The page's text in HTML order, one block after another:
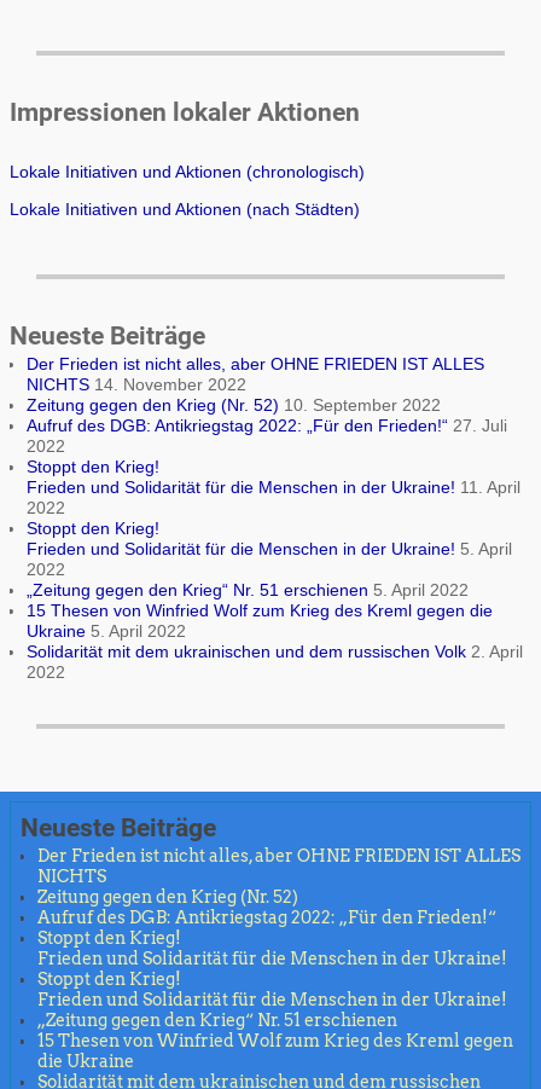
Impressionen lokaler Aktionen
Lokale Initiativen und Aktionen (chronologisch)
Lokale Initiativen und Aktionen (nach Städten)
Neueste Beiträge
Der Frieden ist nicht alles, aber OHNE FRIEDEN IST ALLES
NICHTS 14. November 2022
Zeitung gegen den Krieg (Nr. 52) 10. September 2022
Aufruf des DGB: Antikriegstag 2022: „Für den Frieden!“ 27. Juli
2022
Stoppt den Krieg!
Frieden und Solidarität für die Menschen in der Ukraine! 11. April
2022
Stoppt den Krieg!
Frieden und Solidarität für die Menschen in der Ukraine! 5. April
2022
„Zeitung gegen den Krieg“ Nr. 51 erschienen 5. April 2022
15 Thesen von Winfried Wolf zum Krieg des Kreml gegen die
Ukraine 5. April 2022
Solidarität mit dem ukrainischen und dem russischen Volk 2. April
2022
Neueste Beiträge
Der Frieden ist nicht alles, aber OHNE FRIEDEN IST ALLES
NICHTS
Zeitung gegen den Krieg (Nr. 52)
Aufruf des DGB: Antikriegstag 2022: „Für den Frieden!“
Stoppt den Krieg!
Frieden und Solidarität für die Menschen in der Ukraine!
Stoppt den Krieg!
Frieden und Solidarität für die Menschen in der Ukraine!
„Zeitung gegen den Krieg“ Nr. 51 erschienen
15 Thesen von Winfried Wolf zum Krieg des Kreml gegen
die Ukraine
Solidarität mit dem ukrainischen und dem russischen